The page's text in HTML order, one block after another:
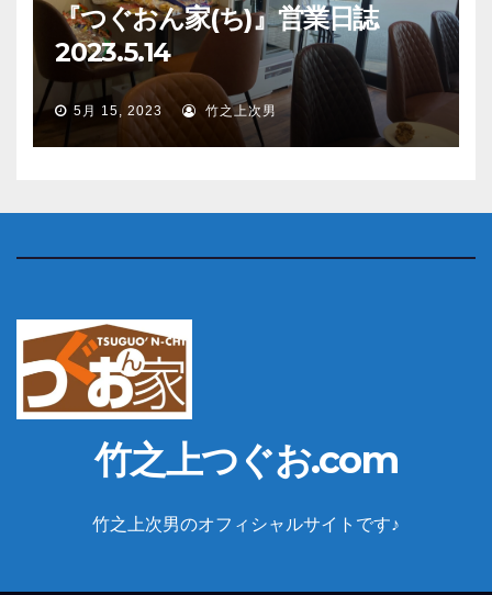
『つぐおん家(ち)』営業日誌
2023.5.14
5月 15, 2023 竹之上次男
竹之上つぐお.com
竹之上次男のオフィシャルサイトです♪